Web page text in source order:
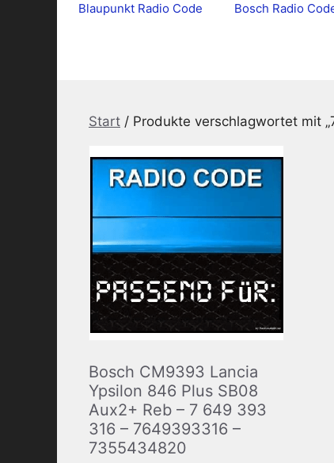
Blaupunkt Radio Code Bosch Radio
Start / Produkte verschlagwortet mit
Bosch CM9393 Lancia
Ypsilon 846 Plus SB08
Aux2+ Reb – 7 649 393
316 – 7649393316 –
7355434820